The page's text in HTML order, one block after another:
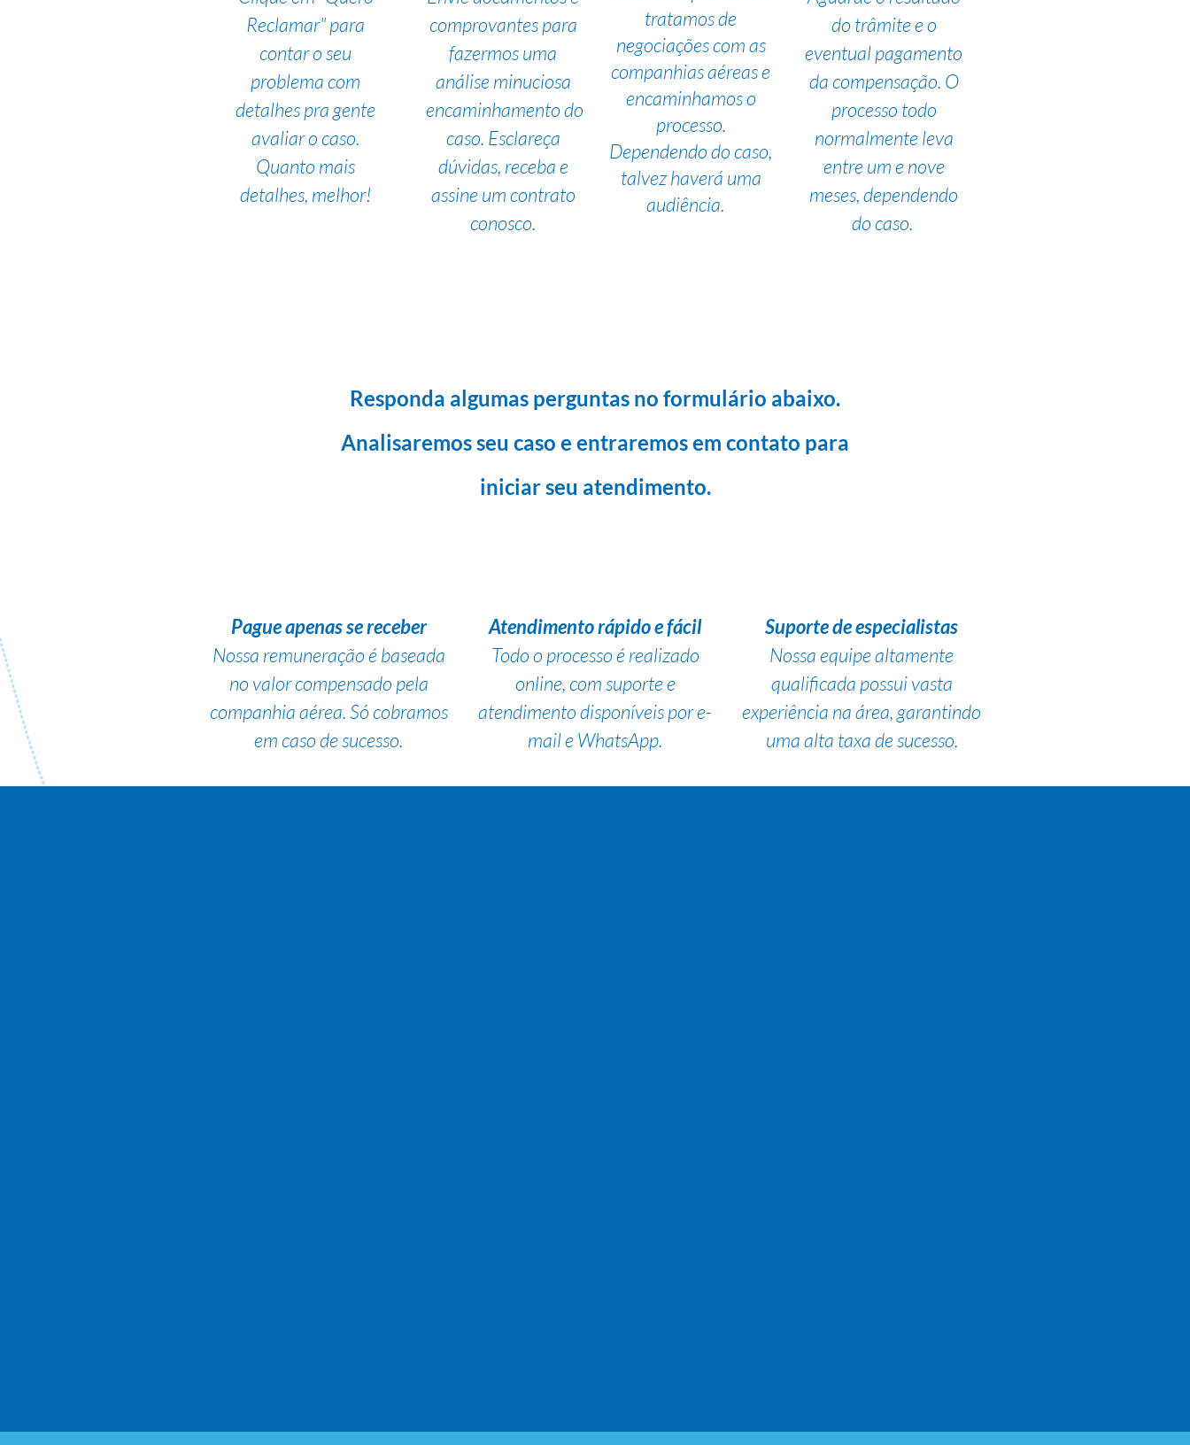
Reclamar" para
contar o seu
problema com
detalhes pra gente
avaliar o caso.
Quanto mais
detalhes, melhor!
comprovantes para
fazermos uma
análise minuciosa
encaminhamento do
caso. Esclareça
dúvidas, receba e
assine um contrato
conosco.
tratamos de
negociações com as
companhias aéreas e
encaminhamos o
processo.
Dependendo do caso,
talvez haverá uma
audiência.
do trâmite e o
eventual pagamento
da compensação. O
processo todo
normalmente leva
entre um e nove
meses, dependendo
do caso.
Responda algumas perguntas no formulário abaixo.
Analisaremos seu caso e entraremos em contato para
iniciar seu atendimento.
Pague apenas se receber
Nossa remuneração é baseada
no valor compensado pela
companhia aérea. Só cobramos
em caso de sucesso.
Atendimento rápido e fácil
Todo o processo é realizado
online, com suporte e
atendimento disponíveis por e-
mail e WhatsApp.
Suporte de especialistas
Nossa equipe altamente
qualificada possui vasta
experiência na área, garantindo
uma alta taxa de sucesso.